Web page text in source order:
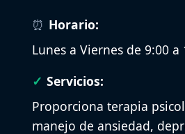
Horario:
Lunes a Viernes de 9:00 a
Servicios:
Proporciona terapia
manejo de ansiedad,